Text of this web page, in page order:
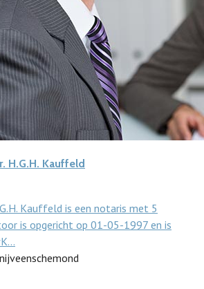
H.G.H. Kauffeld
Kauffeld is een notaris met 5
is opgericht op 01-05-1997 en is